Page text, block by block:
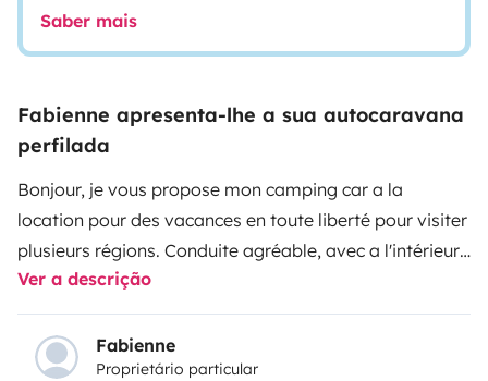
Saber mais
Fabienne apresenta-lhe a sua autocaravana
perfilada
Bonjour, je vous propose mon camping car a la
location pour des vacances en toute liberté pour visiter
plusieurs régions. Conduite agréable, avec a l'intérieur
tout accessoires, table, chaises, cafetière électrique
tout pour être autonome. Lit jumeaux qui peut se
transformer en grand lit+ lit pavillon pour 2 à partir de
6 ans. Téléviseurs parabole automatique, prises USB,
Ver a descrição
Fabienne
Proprietário particular